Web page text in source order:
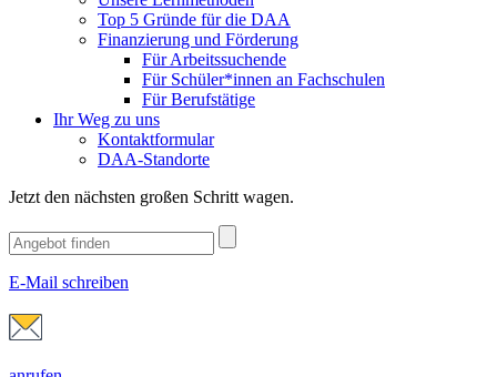
Top 5 Gründe für die DAA
Finanzierung und Förderung
Für Arbeitssuchende
Für Schüler*innen an Fachschulen
Für Berufstätige
Ihr Weg zu uns
Kontaktformular
DAA-Standorte
Jetzt den nächsten großen Schritt wagen.
E-Mail schreiben